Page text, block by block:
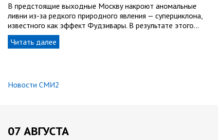
В предстоящие выходные Москву накроют аномальные
ливни из-за редкого природного явления — суперциклона,
известного как эффект Фудзивары. В результате этого…
Читать далее
Новости СМИ2
07 АВГУСТА